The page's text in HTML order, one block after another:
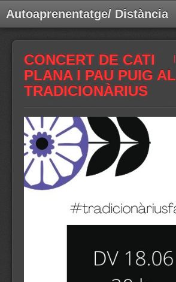
Autoaprenentatge/ Distància
CONCERT DE CATI
PLANA I PAU PUIG AL
TRADICIONÀRIUS